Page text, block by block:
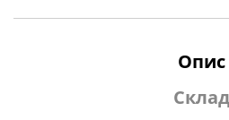
Опис
Склад